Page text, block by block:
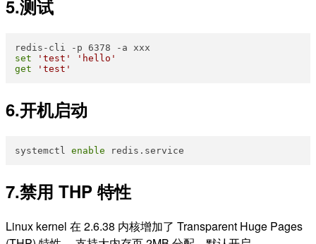
5.测试
set
'test'
'hello'
get
'test'
6.开机启动
systemctl enable
7.禁用 THP 特性
Linux kernel 在 2.6.38 内核增加了 Transparent Huge Pages